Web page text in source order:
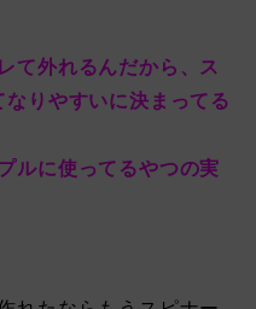
て外れるんだから、ス
りやすいに決まってる
ルに使ってるやつの実